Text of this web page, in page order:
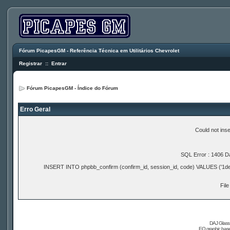
Fórum PicapesGM - Referência Técnica em Utilitários Chevrolet
Registrar :: Entrar
Fórum PicapesGM - Índice do Fórum
Erro Geral
Could not
SQL Error : 1406
INSERT INTO phpbb_confirm (confirm_id, session_id, code) VALUES
DAJ
EQ graphic